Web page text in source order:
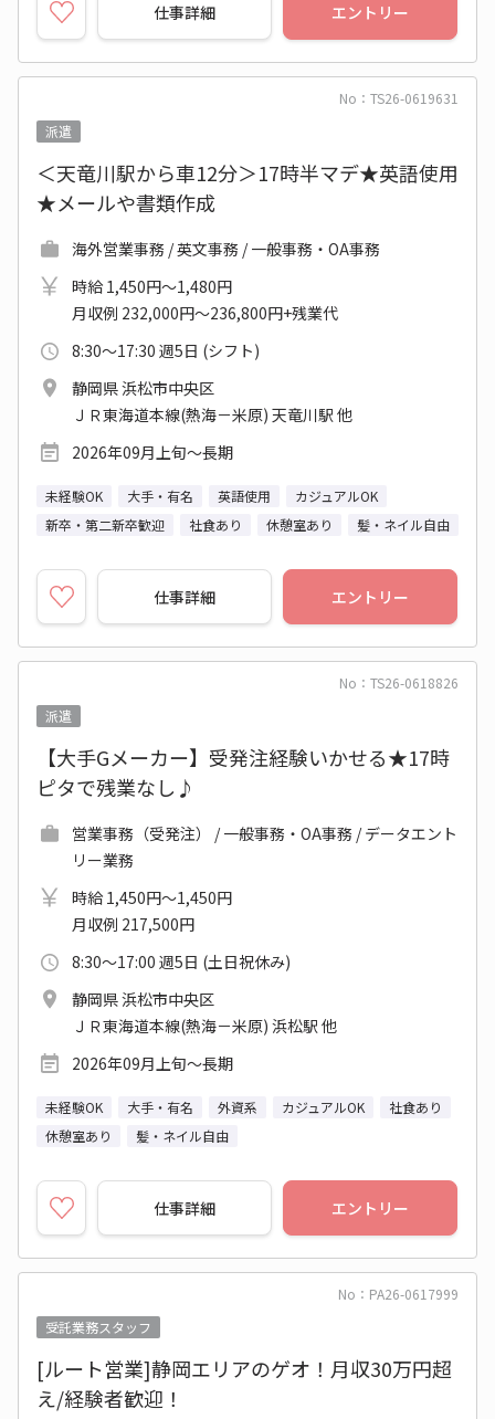
仕事詳細 エントリー
No：TS26-0619631
派遣
＜天竜川駅から車12分＞17時半マデ★英語使用
★メールや書類作成
海外営業事務 / 英文事務 / 一般事務・OA事務
時給 1,450円～1,480円
月収例 232,000円～236,800円+残業代
8:30～17:30 週5日 (シフト)
静岡県 浜松市中央区
ＪＲ東海道本線(熱海－米原) 天竜川駅 他
2026年09月上旬～長期
未経験OK 大手・有名 英語使用
カジュアルOK
新卒・第二新卒歓迎
社食あり 休憩室あり 髪・ネイル自由
仕事詳細 エントリー
No：TS26-0618826
派遣
【大手Gメーカー】受発注経験いかせる★17時
ピタで残業なし♪
営業事務（受発注） / 一般事務・OA事務 / データエント
リー業務
時給 1,450円～1,450円
月収例 217,500円
8:30～17:00 週5日 (土日祝休み)
静岡県 浜松市中央区
ＪＲ東海道本線(熱海－米原) 浜松駅 他
2026年09月上旬～長期
未経験OK 大手・有名 外資系 カジュアルOK
社食あり
休憩室あり
髪・ネイル自由
仕事詳細 エントリー
No：PA26-0617999
受託業務スタッフ
[ルート営業]静岡エリアのゲオ！月収30万円超
え/経験者歓迎！